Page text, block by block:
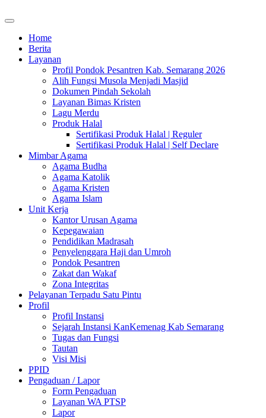
Home
Berita
Layanan
Profil Pondok Pesantren Kab. Semarang 2026
Alih Fungsi Musola Menjadi Masjid
Dokumen Pindah Sekolah
Layanan Bimas Kristen
Lagu Merdu
Produk Halal
Sertifikasi Produk Halal | Reguler
Sertifikasi Produk Halal | Self Declare
Mimbar Agama
Agama Budha
Agama Katolik
Agama Kristen
Agama Islam
Unit Kerja
Kantor Urusan Agama
Kepegawaian
Pendidikan Madrasah
Penyelenggara Haji dan Umroh
Pondok Pesantren
Zakat dan Wakaf
Zona Integritas
Pelayanan Terpadu Satu Pintu
Profil
Profil Instansi
Sejarah Instansi KanKemenag Kab Semarang
Tugas dan Fungsi
Tautan
Visi Misi
PPID
Pengaduan / Lapor
Form Pengaduan
Layanan WA PTSP
Lapor